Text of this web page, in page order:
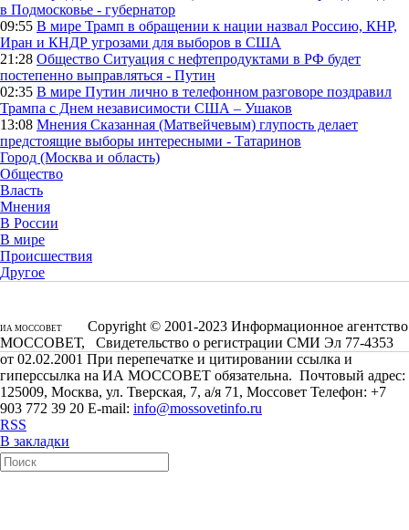
в Подмосковье - губернатор
09:55 В мире Трамп в обращении к нации назвал Россию, КНР,
Иран и КНДР угрозами для выборов в США
21:28 Общество Ситуация с нефтепродуктами в РФ будет
постепенно выправляться - Путин
02:35 В мире Путин лично в телефонном разговоре поздравил
Трампа с Днем независимости США – Ушаков
13:08 Мнения Сказанная (Матвейчевым) глупость делает
предстоящие выборы интересными - Татаринов
Город (Москва и область)
Общество
Власть
Мнения
В России
В мире
Происшествия
Другое
ИА МОССОВЕТ
Copyright © 2001-2023 Информационное агентство
МОССОВЕТ, Свидетельство о регистрации СМИ Эл 77-4353
от 02.02.2001 При перепечатке и цитировании ссылка и
гиперссылка на ИА МОССОВЕТ обязательна. Почтовый адрес:
125009, Москва, ул. Тверская, 7, а/я 71, Моссовет Телефон: +7
903 772 39 20 E-mail: info@mossovetinfo.ru
RSS
В закладки